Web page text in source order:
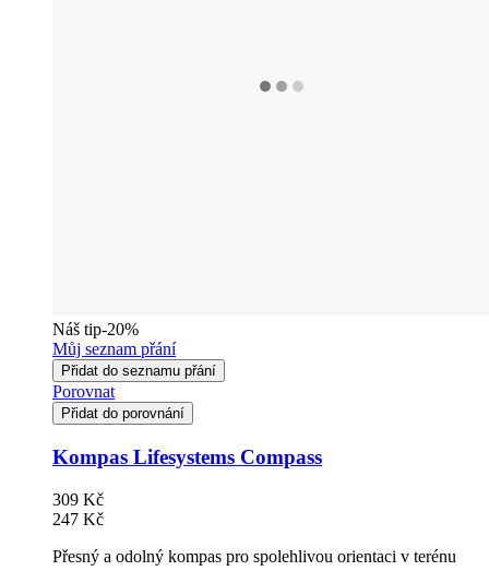
Náš tip-20%
Můj seznam přání
Přidat do seznamu přání
Porovnat
Přidat do porovnání
Kompas Lifesystems Compass
309 Kč
247 Kč
Přesný a odolný kompas pro spolehlivou orientaci v terénu